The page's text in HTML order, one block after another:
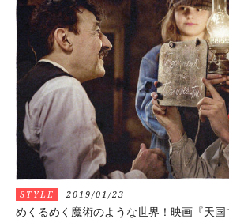
STYLE 2019/01/23
めくるめく魔術のような世界！映画『天国